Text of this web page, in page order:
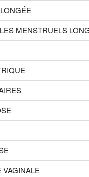
MENSTRUELS